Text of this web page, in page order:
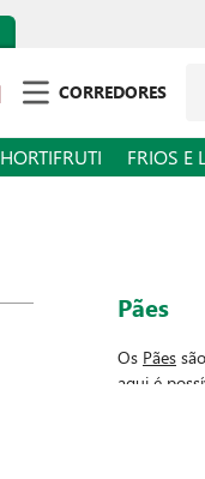
CORREDORES
HORTIFRUTI FRIOS E
Pães
Os Pães
aqui é